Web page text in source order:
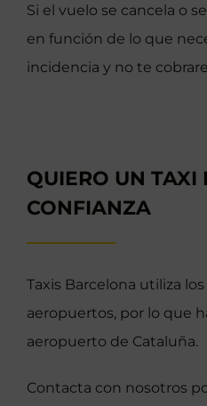
Si el vuelo se cancela o
en función de lo que
incidencia y no te
QUIERO UN TAXI
CONFIANZA
Taxis Barcelona utiliza
aeropuertos, por lo que
aeropuerto de Cataluña.
Contacta con nosotros